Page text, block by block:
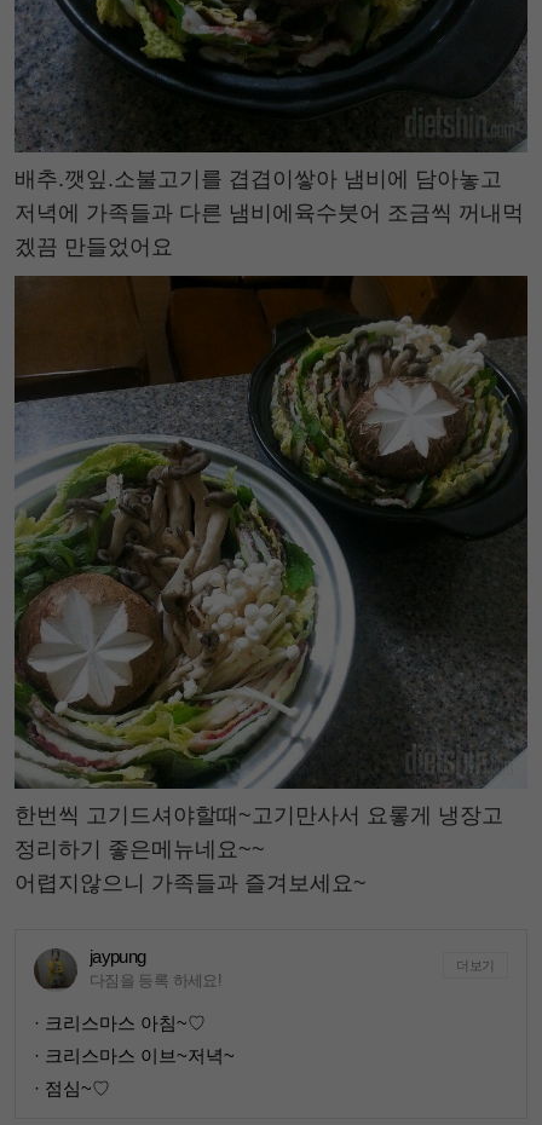
배추.깻잎.소불고기를 겹겹이쌓아 냄비에 담아놓고
저녁에 가족들과 다른 냄비에육수붓어 조금씩 꺼내먹
겠끔 만들었어요
한번씩 고기드셔야할때~고기만사서 요롷게 냉장고
정리하기 좋은메뉴네요~~
어렵지않으니 가족들과 즐겨보세요~
jaypung
다짐을 등록 하세요!
더보기
· 크리스마스 아침~♡
· 크리스마스 이브~저녁~
· 점심~♡